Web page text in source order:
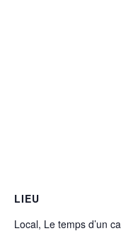
LIEU
Local, Le temps d’un